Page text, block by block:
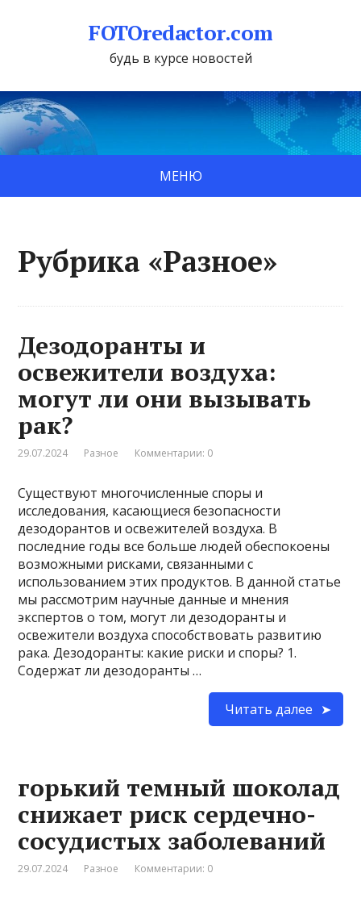
FOTOredactor.com
будь в курсе новостей
МЕНЮ
Рубрика «Разное»
Дезодоранты и
освежители воздуха:
могут ли они вызывать
рак?
29.07.2024 Разное Комментарии: 0
Существуют многочисленные споры и
исследования, касающиеся безопасности
дезодорантов и освежителей воздуха. В
последние годы все больше людей обеспокоены
возможными рисками, связанными с
использованием этих продуктов. В данной статье
мы рассмотрим научные данные и мнения
экспертов о том, могут ли дезодоранты и
освежители воздуха способствовать развитию
рака. Дезодоранты: какие риски и споры? 1.
Содержат ли дезодоранты …
Читать далее
горький темный шоколад
снижает риск сердечно-
сосудистых заболеваний
29.07.2024 Разное Комментарии: 0